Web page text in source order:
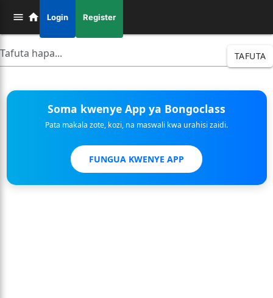
Login Register
TAFUTA
Soma kwenye App ya Bongoclass
Pata makala zote, kozi, na maswali kwa urahisi zaidi.
FUNGUA KWENYE APP